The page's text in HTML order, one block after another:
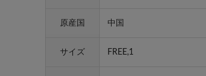
原産国 中国
サイズ FREE,1